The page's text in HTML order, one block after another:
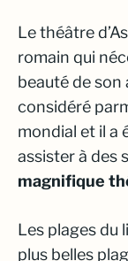
Le théâtre
romain qui
beauté de son
considéré
mondial et il a
assister à des
magnifique
Les plages du
plus belles